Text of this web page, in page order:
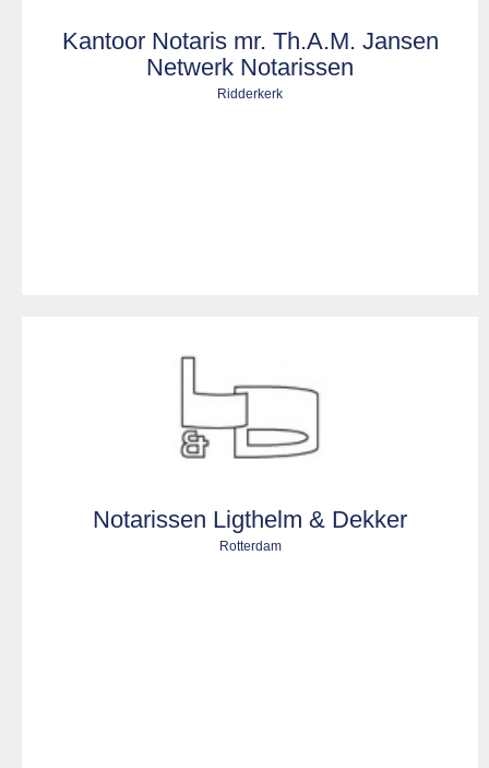
Kantoor Notaris mr. Th.A.M. Jansen
Netwerk Notarissen
Ridderkerk
Notarissen Ligthelm & Dekker
Rotterdam